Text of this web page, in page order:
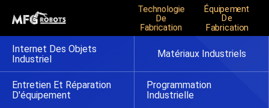
Technologie
De
Fabrication
Équipement
De
Fabrication
Internet Des Objets
Industriel
Matériaux Industriels
Entretien Et Réparation
D'équipement
Programmation
Industrielle